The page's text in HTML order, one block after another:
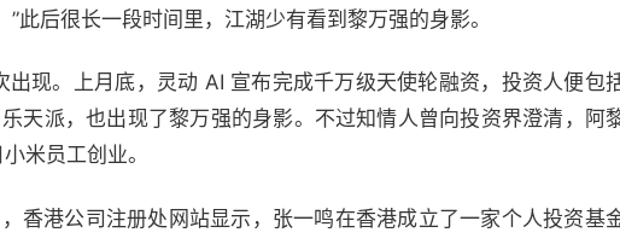
此后很长一段时间里，江湖少有看到黎万强的身影。
现。上月底，灵动 AI 宣布完成千万级天使轮融资，投资人便包
天派，也出现了黎万强的身影。不过知情人曾向投资界澄清，阿
米员工创业。
香港公司注册处网站显示，张一鸣在香港成立了一家个人投资基